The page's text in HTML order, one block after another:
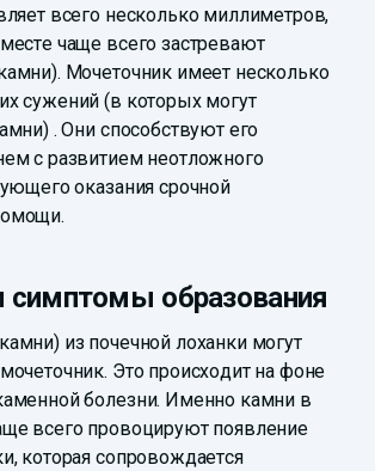
всего несколько миллиметров,
чаще всего застревают
Мочеточник имеет несколько
сужений (в которых могут
. Они способствуют его
с развитием неотложного
оказания срочной
симптомы образования
из почечной лоханки могут
Это происходит на фоне
болезни. Именно камни в
всего провоцируют появление
которая сопровождается